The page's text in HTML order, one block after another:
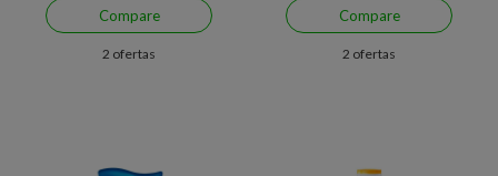
Compare
2 ofertas
Compare
2 ofertas